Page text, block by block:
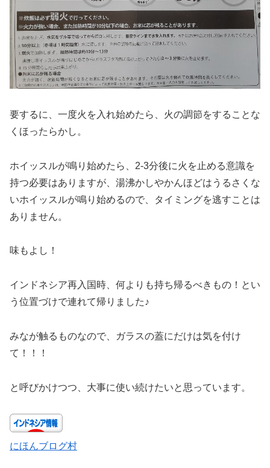
要するに、一度火を入れ始めたら、火の調節をすることな
くほったらかし。
ホイッスルが鳴り始めたら、2-3分後に火を止める意識を
持つ必要はありますが、湯沸かしやかんほどはうるさくな
いホイッスルが鳴り始めるので、タイミングを逃すことは
ありません。
味もよし！
インドネシア再入国時、何よりも持ち帰るべきもの！とい
う位置づけで連れて帰りました♪
みなが触るものなので、ガラスの蓋にだけは気を付け
て！！！
と呼びかけつつ、大事に使い続けたいと思っています。
にほんブログ村